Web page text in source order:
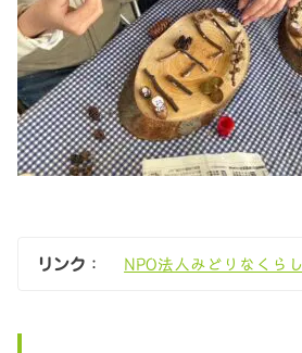
リンク ： NPO法人みどりなくらし